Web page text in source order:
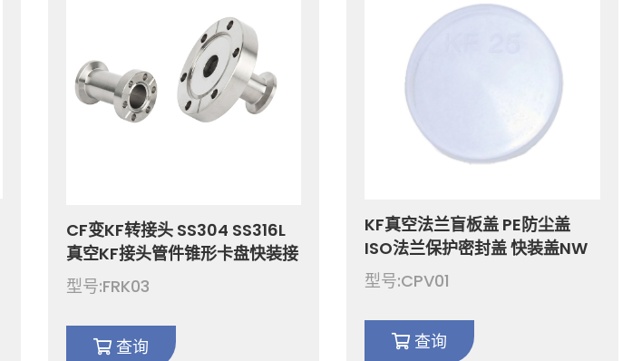
CF变KF转接头 SS304 SS316L
真空KF接头管件锥形卡盘快装接
头 CF16-CF150 to KF16-KF50
不锈钢CF真空接头
型号:FRK03
查询
KF真空法兰盲板盖 PE防尘盖
ISO法兰保护密封盖 快装盖NW
卡盘接头盖CF堵头白色透明塑料
盖
型号:CPV01
查询